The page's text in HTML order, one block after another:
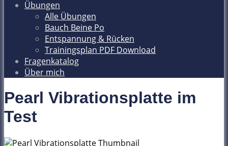
Übungen
Alle Übungen
Bauch Beine Po
Entspannung & Rücken
Trainingsplan PDF Download
Fragenkatalog
Über mich
Pearl Vibrationsplatte im
Test